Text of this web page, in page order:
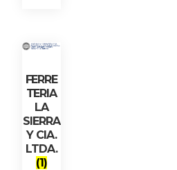
FERRE
TERIA
LA
SIERRA
Y CIA.
LTDA.
(1)